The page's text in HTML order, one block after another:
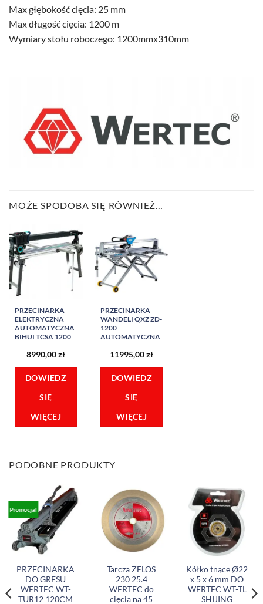
Max głębokość cięcia: 25 mm
Max długość cięcia: 1200 m
Wymiary stołu roboczego: 1200mmx310mm
MOŻE SPODOBA SIĘ RÓWNIEŻ…
PRZECINARKA
ELEKTRYCZNA
AUTOMATYCZNA
BIHUI TCSA 1200
8990,00zł
DOWIEDZ
SIĘ
WIĘCEJ
PRZECINARKA
WANDELI QXZ ZD-
1200
AUTOMATYCZNA
11995,00zł
DOWIEDZ
SIĘ
WIĘCEJ
PODOBNE PRODUKTY
Promocja!
PRZECINARKA
DO GRESU
WERTEC WT-
TUR12 120CM
Tarcza ZELOS
230 25.4
WERTEC do
cięcia na 45
Kółko tnące Ø22
x 5 x 6 mm DO
WERTEC WT-TL
SHIJING